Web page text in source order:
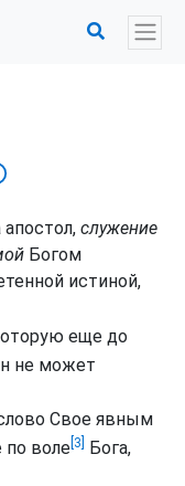
служение
Богом
истиной,
еще до
не может
Свое явным
по воле [3]
Бога,